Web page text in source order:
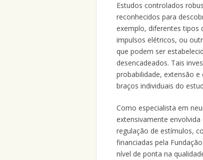
Estudos controlados
reconhecidos para
exemplo, diferentes tipos
impulsos elétricos, ou
que podem ser
desencadeados. Tais
probabilidade, extensão
braços individuais do
Como especialista em
extensivamente
regulação de estímulos,
financiadas pela
nível de ponta na